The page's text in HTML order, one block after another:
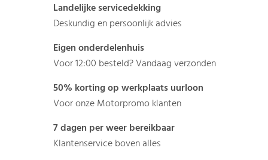
Landelijke servicedekking
Deskundig en persoonlijk advies
Eigen onderdelenhuis
Voor 12:00 besteld? Vandaag verzonden
50% korting op werkplaats uurloon
Voor onze Motorpromo klanten
7 dagen per weer bereikbaar
Klantenservice boven alles